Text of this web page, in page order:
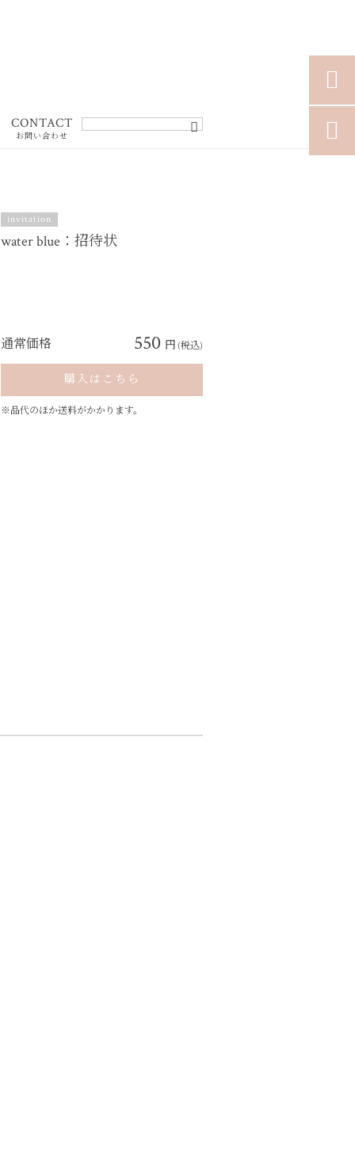
CONTACT
お問い合わせ
invitation
water blue：招待状
通常価格 550 円 (税込)
購入はこちら
※品代のほか送料がかかります。

